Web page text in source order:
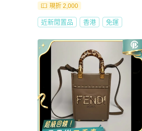
現折 2,000
近新閒置品 香港 免運